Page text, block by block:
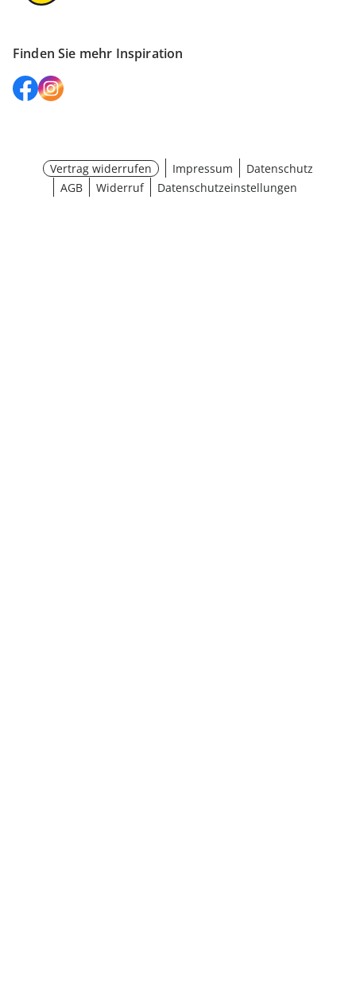
Finden Sie mehr Inspiration
Vertrag widerrufen Impressum
Datenschutz
AGB
Widerruf Datenschutzeinstellungen